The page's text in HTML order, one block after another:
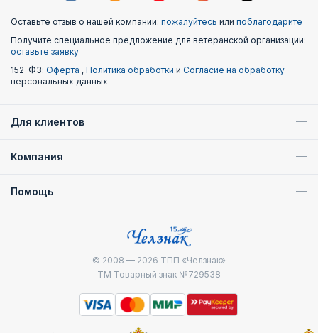
Оставьте отзыв о нашей компании: пожалуйтесь или поблагодарите
Получите специальное предложение для ветеранской организации:
оставьте заявку
152-ФЗ: Оферта , Политика обработки и Согласие на обработку
персональных данных
Для клиентов
Компания
Помощь
© 2008 — 2026 ТПП «Челзнак»
ТМ Товарный знак №729538